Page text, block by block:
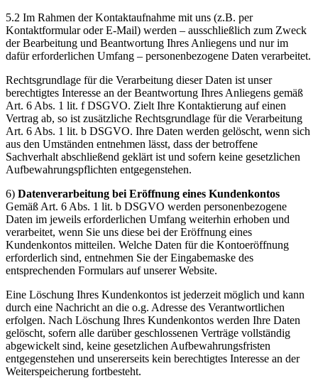
5.2 Im Rahmen der Kontaktaufnahme mit uns (z.B. per
Kontaktformular oder E-Mail) werden – ausschließlich zum Zweck
der Bearbeitung und Beantwortung Ihres Anliegens und nur im
dafür erforderlichen Umfang – personenbezogene Daten verarbeitet.
Rechtsgrundlage für die Verarbeitung dieser Daten ist unser
berechtigtes Interesse an der Beantwortung Ihres Anliegens gemäß
Art. 6 Abs. 1 lit. f DSGVO. Zielt Ihre Kontaktierung auf einen
Vertrag ab, so ist zusätzliche Rechtsgrundlage für die Verarbeitung
Art. 6 Abs. 1 lit. b DSGVO. Ihre Daten werden gelöscht, wenn sich
aus den Umständen entnehmen lässt, dass der betroffene
Sachverhalt abschließend geklärt ist und sofern keine gesetzlichen
Aufbewahrungspflichten entgegenstehen.
6) Datenverarbeitung bei Eröffnung eines Kundenkontos
Gemäß Art. 6 Abs. 1 lit. b DSGVO werden personenbezogene
Daten im jeweils erforderlichen Umfang weiterhin erhoben und
verarbeitet, wenn Sie uns diese bei der Eröffnung eines
Kundenkontos mitteilen. Welche Daten für die Kontoeröffnung
erforderlich sind, entnehmen Sie der Eingabemaske des
entsprechenden Formulars auf unserer Website.
Eine Löschung Ihres Kundenkontos ist jederzeit möglich und kann
durch eine Nachricht an die o.g. Adresse des Verantwortlichen
erfolgen. Nach Löschung Ihres Kundenkontos werden Ihre Daten
gelöscht, sofern alle darüber geschlossenen Verträge vollständig
abgewickelt sind, keine gesetzlichen Aufbewahrungsfristen
entgegenstehen und unsererseits kein berechtigtes Interesse an der
Weiterspeicherung fortbesteht.